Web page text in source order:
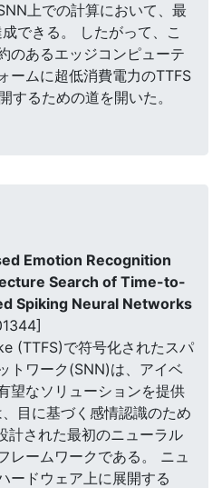
上での計算において、最
できる。 したがって、こ
のあるエッジコンピューテ
ームに超低消費電力のTTFS
するための道を開いた。
Emotion Recognition
Search of Time-to-
Spiking Neural Networks
(TTFS)で符号化されたスパ
トワーク(SNN)は、アイベ
望なソリューションを提供
目に基づく感情認識のため
計された最初のニューラル
レームワークである。 ニュ
ードウェア上に展開する